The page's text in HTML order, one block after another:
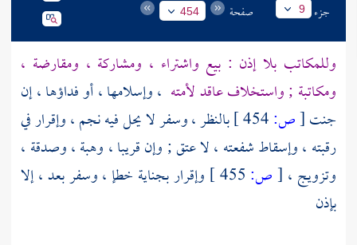
جزء 9 صفحة 454
وللمكاتب بلا إذن : بيع واشتراء ، ومشاركة ، ومقارضة ،
ومكاتبة ; واستخلاف عاقد لأمته ، وإسلامها ، أو فداؤها ، إن
جنت[ص:
بالنظر ، وسفر لا يحل فيه نجم ، وإقرار في
رقبته ، وإسقاط شفعته ، لا عتق ; وإن قريبا ، وهبة ، وصدقة ،
وتزويج ، [ص:
وإقرار بجناية خطإ ، وسفر بعد ، إلا
بإذن